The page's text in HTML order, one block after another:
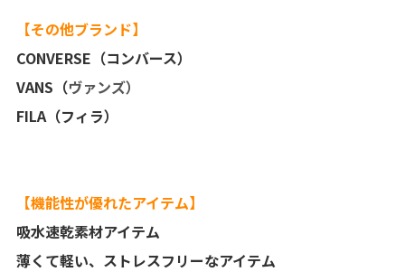
【その他ブランド】
CONVERSE（コンバース）
VANS（ヴァンズ）
FILA（フィラ）
【機能性が優れたアイテム】
吸水速乾素材アイテム
薄くて軽い、ストレスフリーなアイテム